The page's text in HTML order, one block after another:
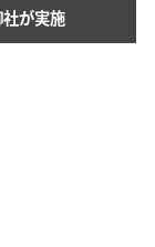
が実施